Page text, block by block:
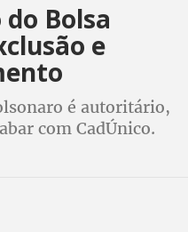
Bolsa
e
é autoritário,
com CadÚnico.